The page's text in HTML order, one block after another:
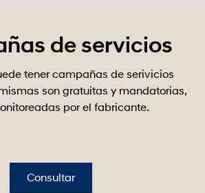
de servicios
tener campañas de serivicios
son gratuitas y mandatorias,
por el fabricante.
Consultar